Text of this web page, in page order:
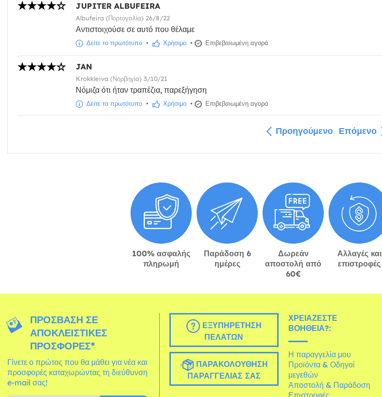
JUPITER ALBUFEIRA
Albufeira (Πορτογαλία) 26/8/22
Αντιστοιχούσε σε αυτό που θέλαμε
Δείτε το πρωτότυπο • Χρήσιμο • Επιβεβαιωμένη αγορά
JAN
Krokkleiva (Νορβηγία) 3/10/21
Νόμιζα ότι ήταν τραπέζια, παρεξήγηση
Δείτε το πρωτότυπο • Χρήσιμο • Επιβεβαιωμένη αγορά
Προηγούμενο Επόμενο
100% ασφαλής
πληρωμή
Παράδοση 6
ημέρες
Δωρεάν
αποστολή από
60€
Αλλαγές και
επιστροφές
ΠΡΌΣΒΑΣΗ ΣΕ
ΑΠΟΚΛΕΙΣΤΙΚΈΣ
ΠΡΟΣΦΟΡΈΣ*
Γίνετε ο πρώτος που θα μάθει για νέα και
προσφορές καταχωρώντας τη διεύθυνση
e-mail σας!
ΕΞΥΠΗΡΈΤΗΣΗ
ΠΕΛΑΤΏΝ
ΠΑΡΑΚΟΛΟΎΘΗΣΗ
ΠΑΡΑΓΓΕΛΊΑΣ ΣΑΣ
ΧΡΕΙΆΖΕΣΤΕ
ΒΟΉΘΕΙΑ?:
Η παραγγελία μου
Προϊόντα & Οδηγοί
μεγεθών
Αποστολή & Παράδοση